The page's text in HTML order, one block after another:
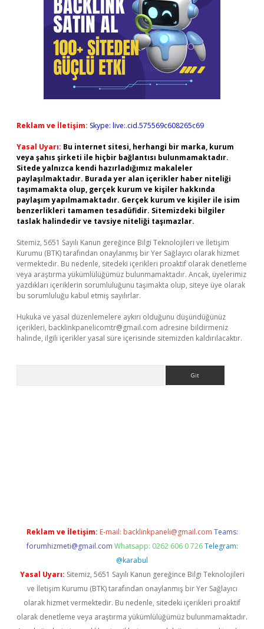
Reklam ve İletişim: Skype: live:.cid.575569c608265c69
Yasal Uyarı: Bu internet sitesi, herhangi bir marka, kurum
veya şahıs şirketi ile hiçbir bağlantısı bulunmamaktadır.
Sitede yalnızca kendi hazırladığımız makaleler
paylaşılmaktadır. Burada yer alan içerikler haber niteliği
taşımamakta olup, gerçek kurum ve kişiler hakkında
paylaşım yapılmamaktadır. Gerçek kurum ve kişiler ile isim
benzerlikleri tamamen tesadüfidir. Sitemizdeki bilgiler
taslak halindedir ve tavsiye niteliği taşımazlar.
Sitemiz, 5651 Sayılı Kanun gereğince Bilgi Teknolojileri ve İletişim
Kurumu (BTK) tarafından onaylanmış bir Yer Sağlayıcı olarak hizmet
vermektedir. Bu nedenle, sitedeki içerikleri proaktif olarak denetleme
veya araştırma yükümlülüğümüz bulunmamaktadır. Ancak, üyelerimiz
yazdıkları içeriklerin sorumluluğunu taşımakta olup, siteye üye olarak
bu sorumluluğu kabul etmiş sayılırlar.
Hukuka ve yasal düzenlemelere aykırı olduğunu düşündüğünüz
içerikleri, backlinkpanelicomtr@gmail.com adresine bildirmeniz
halinde, ilgili içerikler yasal süre içerisinde sitemizden kaldırılacaktır.
Reklam ve İletişim: E-mail: backlinkpaneli@gmail.com Teams:
forumhizmeti@gmail.com Whatsapp: 0262 606 0 726 Telegram:
@karabul
Yasal Uyarı: Sitemiz, 5651 Sayılı Kanun gereğince Bilgi Teknolojileri
ve İletişim Kurumu (BTK) tarafından onaylanmış bir Yer Sağlayıcı
olarak hizmet vermektedir. Bu nedenle, sitedeki içerikleri proaktif
olarak denetleme veya araştırma yükümlülüğümüz bulunmamaktadır.